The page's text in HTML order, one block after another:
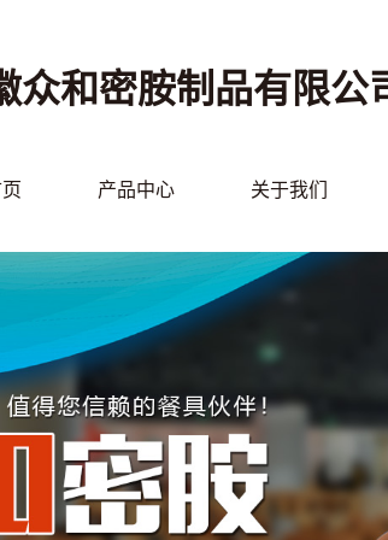
众和密胺制品有限公
产品中心 关于我们